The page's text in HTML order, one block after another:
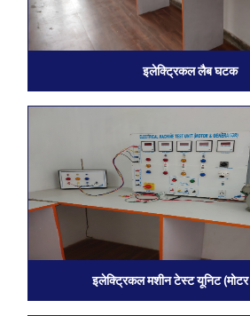
इलेक्ट्रिकल लैब घटक
इलेक्ट्रिकल मशीन टेस्ट यूनिट